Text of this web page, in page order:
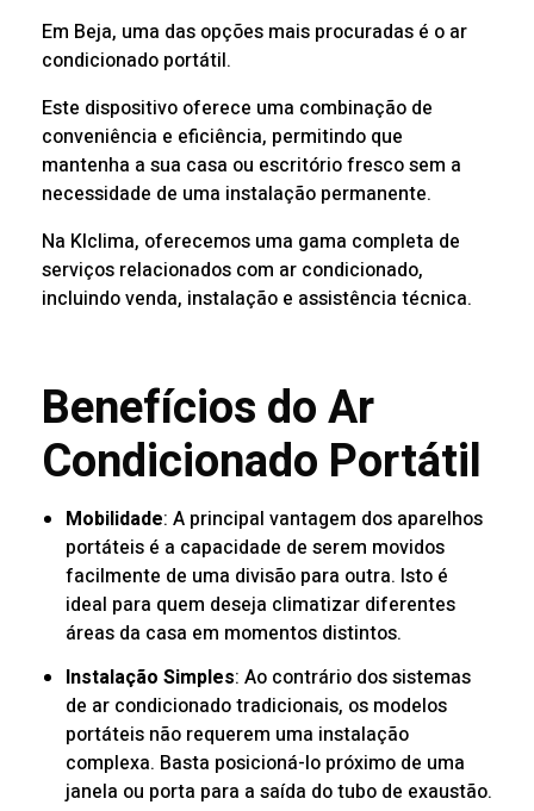
Assistência
Pós-venda
Em Beja, uma das opções mais procuradas é o ar
condicionado portátil.
Este dispositivo oferece uma combinação de
conveniência e eficiência, permitindo que
mantenha a sua casa ou escritório fresco sem a
necessidade de uma instalação permanente.
Na Klclima, oferecemos uma gama completa de
serviços relacionados com ar condicionado,
incluindo venda, instalação e assistência técnica.
Benefícios do Ar
Condicionado Portátil
Mobilidade: A principal vantagem dos aparelhos
portáteis é a capacidade de serem movidos
facilmente de uma divisão para outra. Isto é
ideal para quem deseja climatizar diferentes
áreas da casa em momentos distintos.
Instalação Simples: Ao contrário dos sistemas
de ar condicionado tradicionais, os modelos
portáteis não requerem uma instalação
complexa. Basta posicioná-lo próximo de uma
janela ou porta para a saída do tubo de exaustão.